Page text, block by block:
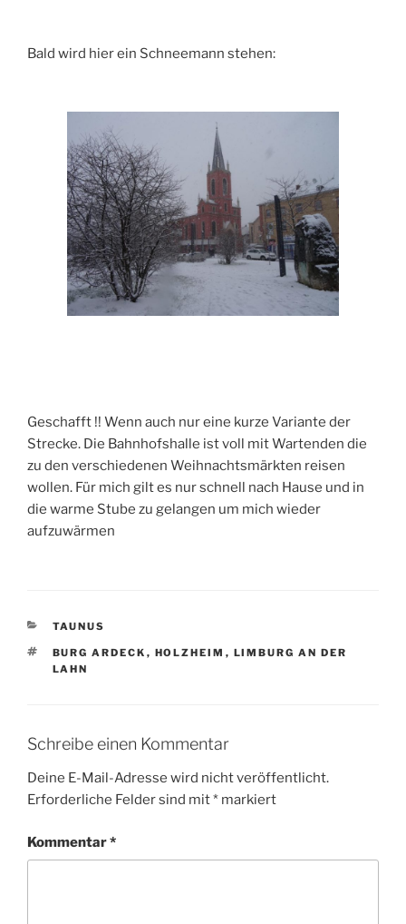
Bald wird hier ein Schneemann stehen:
Geschafft !! Wenn auch nur eine kurze Variante der
Strecke. Die Bahnhofshalle ist voll mit Wartenden die
zu den verschiedenen Weihnachtsmärkten reisen
wollen. Für mich gilt es nur schnell nach Hause und in
die warme Stube zu gelangen um mich wieder
aufzuwärmen
KATEGORIEN
TAUNUS
SCHLAGWÖRTER
BURG ARDECK , HOLZHEIM , LIMBURG AN DER
LAHN
Schreibe einen Kommentar
Deine E-Mail-Adresse wird nicht veröffentlicht.
Erforderliche Felder sind mit* markiert
Kommentar*